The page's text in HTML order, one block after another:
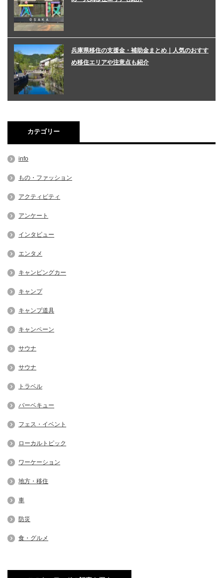
兵庫県移住の支援金・補助金まとめ｜人気のおすす
め移住エリアや注意点も紹介
カテゴリー
info
もの・ファッション
アクティビティ
アンケート
インタビュー
エンタメ
キャンピングカー
キャンプ
キャンプ道具
キャンペーン
サウナ
サウナ
トラベル
バーベキュー
フェス・イベント
ローカルトピック
ワーケーション
地方・移住
車
防災
食・グルメ